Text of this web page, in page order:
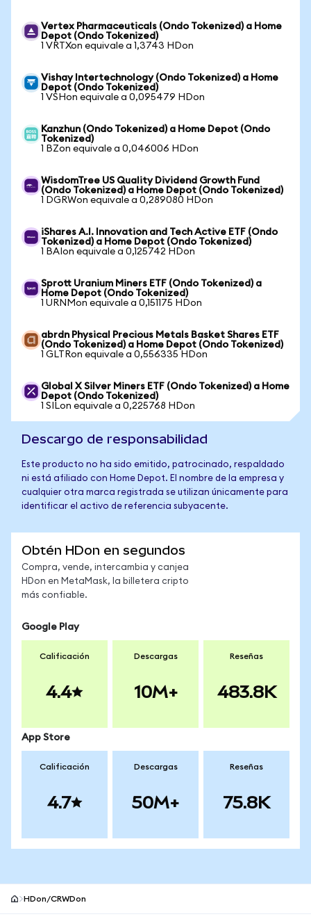
Vertex Pharmaceuticals (Ondo Tokenized) a Home
Depot (Ondo Tokenized)
1 VRTXon equivale a 1,3743 HDon
Vishay Intertechnology (Ondo Tokenized) a Home
Depot (Ondo Tokenized)
1 VSHon equivale a 0,095479 HDon
Kanzhun (Ondo Tokenized) a Home Depot (Ondo
Tokenized)
1 BZon equivale a 0,046006 HDon
WisdomTree US Quality Dividend Growth Fund
(Ondo Tokenized) a Home Depot (Ondo Tokenized)
1 DGRWon equivale a 0,289080 HDon
iShares A.I. Innovation and Tech Active ETF (Ondo
Tokenized) a Home Depot (Ondo Tokenized)
1 BAIon equivale a 0,125742 HDon
Sprott Uranium Miners ETF (Ondo Tokenized) a
Home Depot (Ondo Tokenized)
1 URNMon equivale a 0,151175 HDon
abrdn Physical Precious Metals Basket Shares ETF
(Ondo Tokenized) a Home Depot (Ondo Tokenized)
1 GLTRon equivale a 0,556335 HDon
Global X Silver Miners ETF (Ondo Tokenized) a Home
Depot (Ondo Tokenized)
1 SILon equivale a 0,225768 HDon
Descargo de responsabilidad
Este producto no ha sido emitido, patrocinado, respaldado
ni está afiliado con Home Depot. El nombre de la empresa y
cualquier otra marca registrada se utilizan únicamente para
identificar el activo de referencia subyacente.
Obtén HDon en segundos
Compra, vende, intercambia y canjea
HDon en MetaMask, la billetera cripto
más confiable.
Google Play
Calificación
4.4
Descargas
10M+
Reseñas
483.8K
App Store
Calificación
4.7
Descargas
50M+
Reseñas
75.8K
HDon/CRWDon